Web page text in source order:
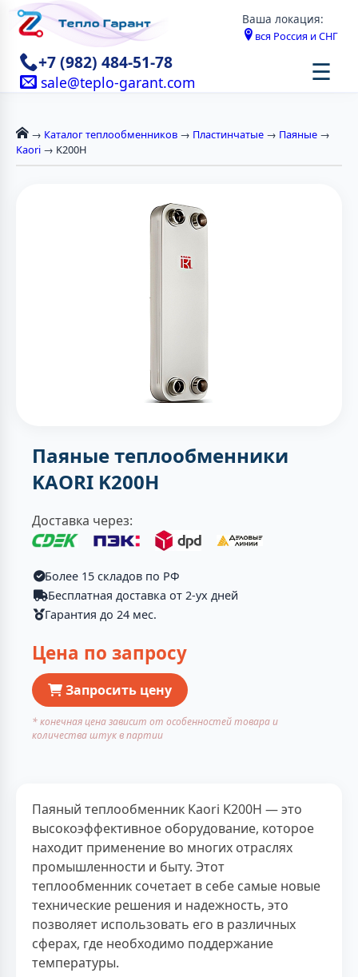
Ваша локация:
вся Россия и СНГ
+7 (982) 484-51-78
sale@teplo-garant.com ☰
→ Каталог теплообменников → Пластинчатые → Паяные →
Kaori → K200H
Паяные теплообменники
KAORI K200H
Доставка через:
Более 15 складов по РФ
Бесплатная доставка от 2-ух дней
Гарантия до 24 мес.
Цена по запросу
Запросить цену
* конечная цена зависит от особенностей товара и
количества штук в партии
Паяный теплообменник Kaori K200H — это
высокоэффективное оборудование, которое
находит применение во многих отраслях
промышленности и быту. Этот
теплообменник сочетает в себе самые новые
технические решения и надежность, это
позволяет использовать его в различных
сферах, где необходимо поддержание
температуры.